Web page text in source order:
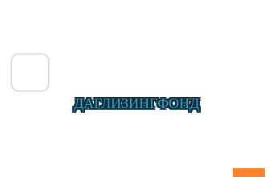
ДАГЛИЗИНГФОНД